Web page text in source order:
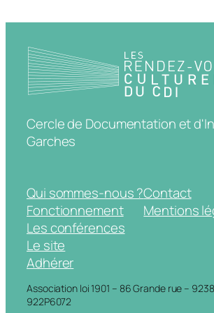
Cercle de Documentation et
Garches
Qui sommes-nous ?
Fonctionnement
Les conférences
Le site
Adhérer
Contact
Mentions
Association loi 1901 – 86 Grande rue –
922P6072